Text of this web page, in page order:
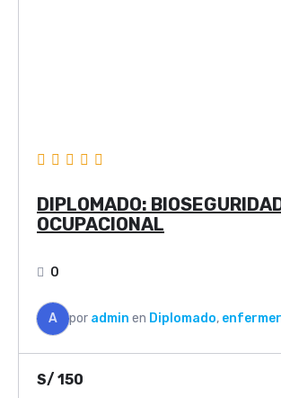
DIPLOMADO:
OCUPACIONAL
0
A por admin en Diplomado,
S/ 150